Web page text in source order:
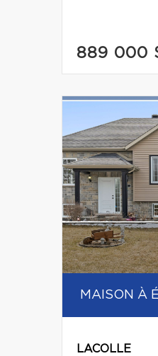
889 000
MAISON À
LACOLLE